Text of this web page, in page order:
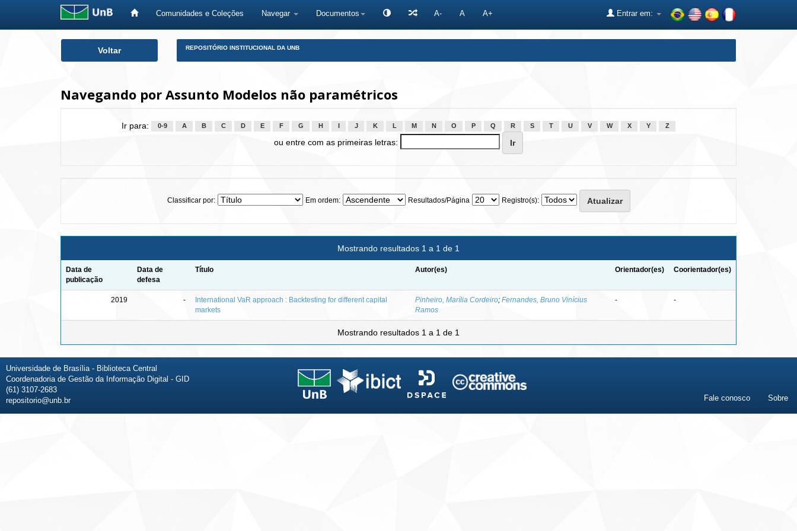
Comunidades e Coleções Navegar Documentos A- A A+ Entrar em:
Voltar REPOSITÓRIO INSTITUCIONAL DA UNB
Navegando por Assunto Modelos não paramétricos
Ir para: 0-9 A B C D E F G H J K L M N O P Q R S T U V W X Y Z
ou entre com as primeiras letras:
Classificar por: Em ordem: Resultados/Página Registro(s):
Mostrando resultados 1 a 1 de 1
Data de
publicação
Data de
defesa
Título Autor(es) Orientador(es) Coorientador(es)
2019 -
International VaR approach : Backtesting for different capital
markets
Pinheiro, Marília Cordeiro; Fernandes, Bruno Vinícius
Ramos
- -
Mostrando resultados 1 a 1 de 1
Universidade de Brasília - Biblioteca Central
Coordenadoria de Gestão da Informação Digital - GID
(61) 3107-2683
repositorio@unb.br
Fale conosco Sobre